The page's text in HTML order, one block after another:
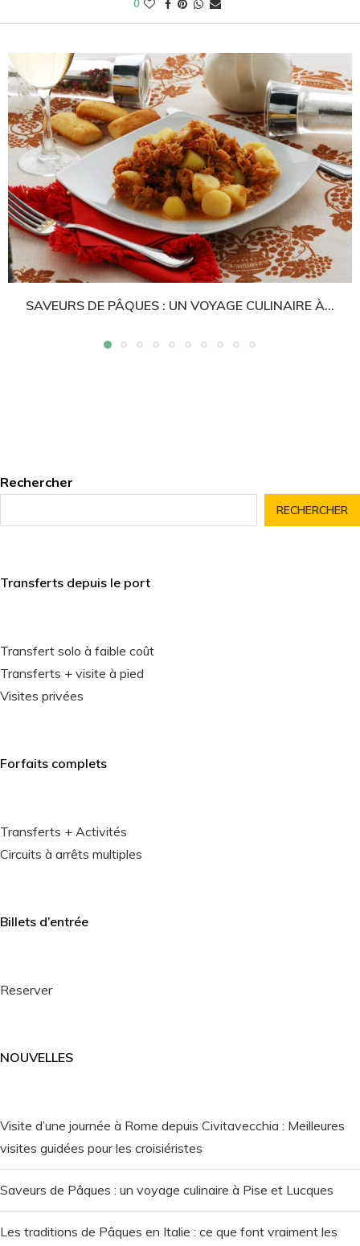
0
SAVEURS DE PÂQUES : UN VOYAGE CULINAIRE À...
Rechercher
RECHERCHER
Transferts depuis le port
Transfert solo à faible coût
Transferts + visite à pied
Visites privées
Forfaits complets
Transferts + Activités
Circuits à arrêts multiples
Billets d’entrée
Reserver
NOUVELLES
Visite d’une journée à Rome depuis Civitavecchia : Meilleures
visites guidées pour les croisiéristes
Saveurs de Pâques : un voyage culinaire à Pise et Lucques
Les traditions de Pâques en Italie : ce que font vraiment les